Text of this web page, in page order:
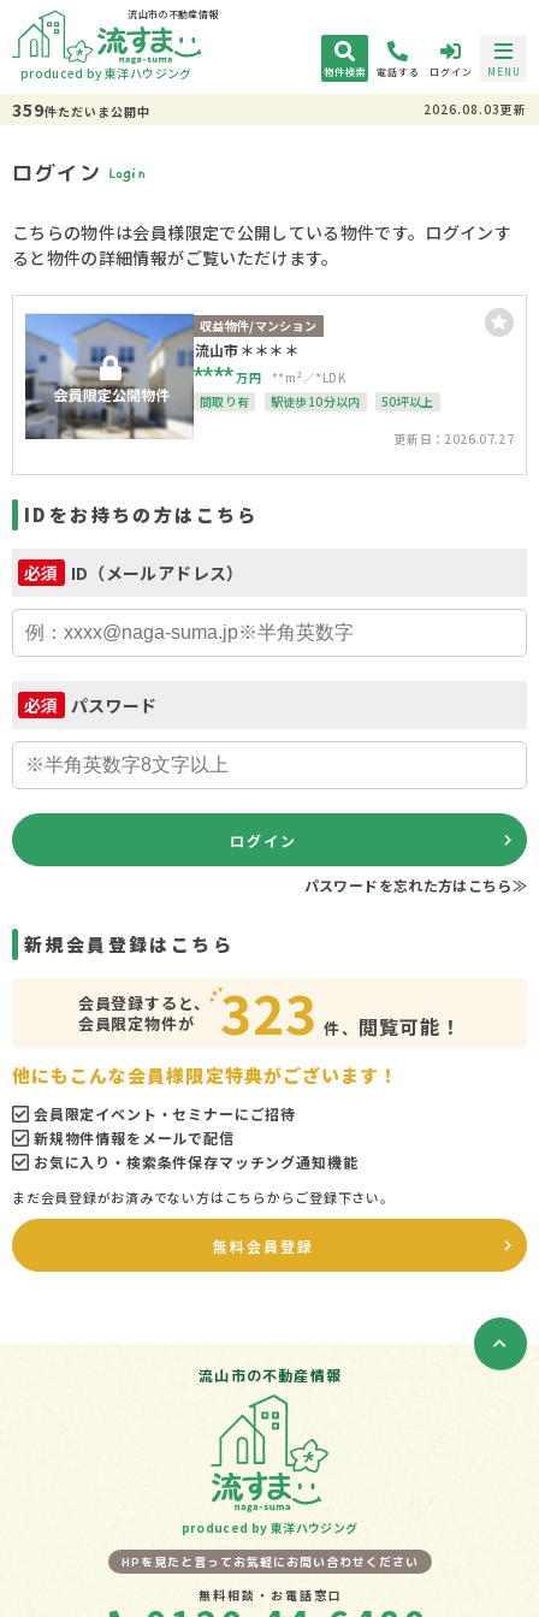
流山市の不動産情報
produced by 東洋ハウジング 物件検索 電話する ログイン MENU
359件ただいま公開中 2026.08.03更新
ログイン Login
こちらの物件は会員様限定で公開している物件です。ログインす
ると物件の詳細情報がご覧いただけます。
収益物件/マンション
流山市＊＊＊＊
****万円 **m²
*LDK
間取り有
駅徒歩10分以内 50坪以上
更新日：2026.07.27
IDをお持ちの方はこちら
必須 ID（メールアドレス）
必須 パスワード
ログイン
パスワードを忘れた方はこちら≫
新規会員登録はこちら
会員登録すると、
会員限定物件が
323 件、 閲覧可能！
他にもこんな会員様限定特典がございます！
会員限定イベント・セミナーにご招待
新規物件情報をメールで配信
お気に入り・検索条件保存マッチング通知機能
まだ会員登録がお済みでない方はこちらからご登録下さい。
無料会員登録
流山市の不動産情報
produced by 東洋ハウジング
HPを見たと言ってお気軽にお問い合わせください
無料相談・お電話窓口